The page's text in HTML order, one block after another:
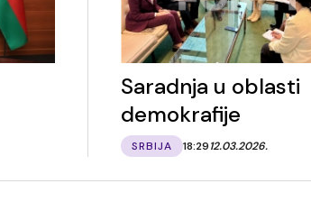
Saradnja u oblasti
demokrafije
SRBIJA 18:2912.03.2026.